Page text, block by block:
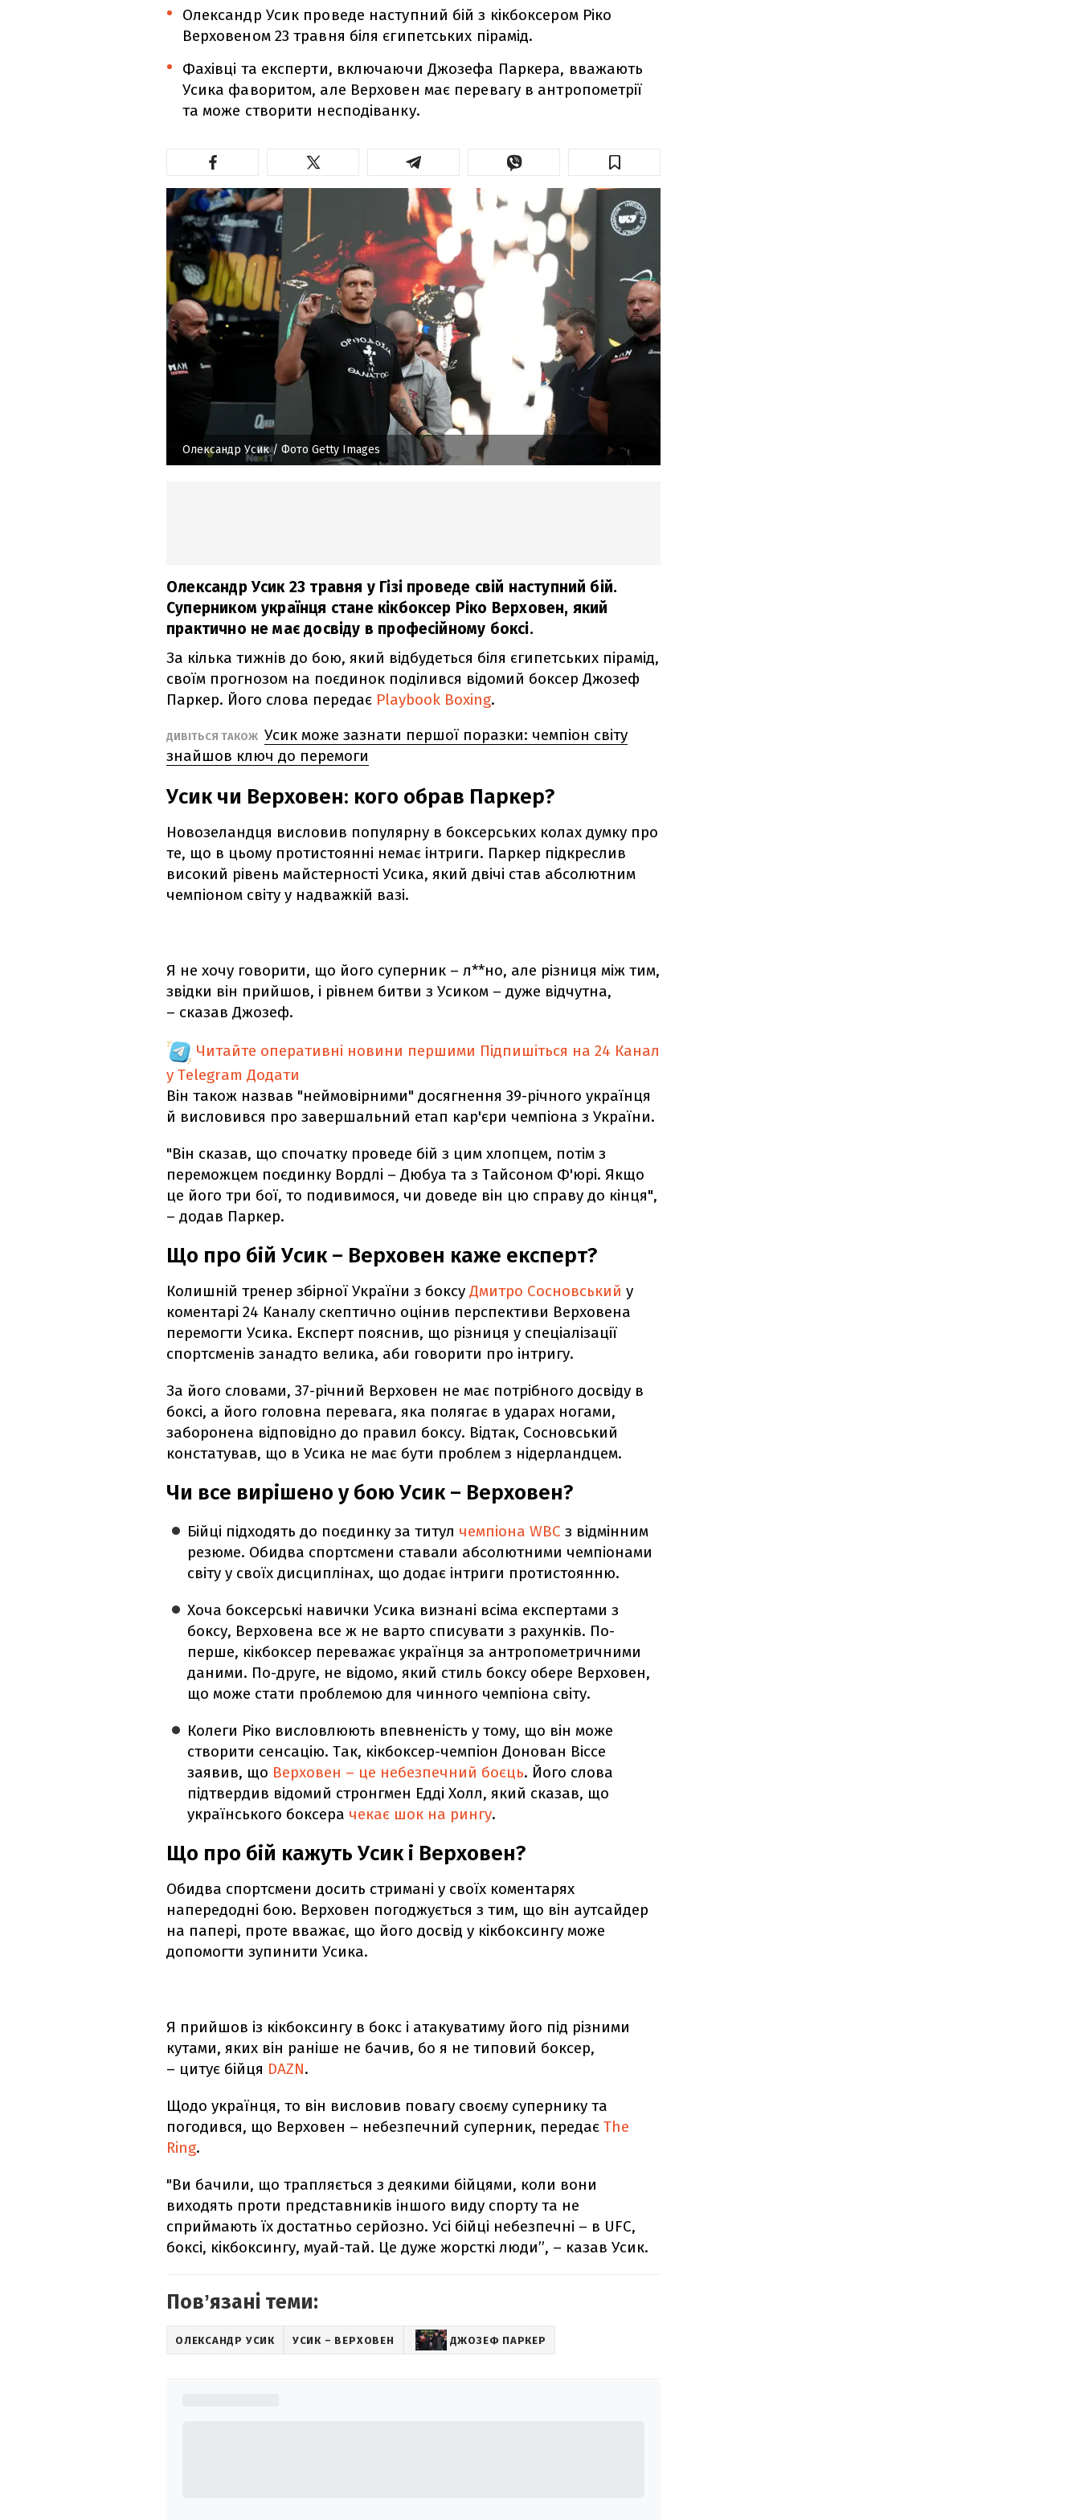
Олександр Усик проведе наступний бій з кікбоксером Ріко
Верховеном 23 травня біля єгипетських пірамід.
Фахівці та експерти, включаючи Джозефа Паркера, вважають
Усика фаворитом, але Верховен має перевагу в антропометрії
та може створити несподіванку.
Олександр Усик/ Фото Getty Images
Олександр Усик 23 травня у Гізі проведе свій наступний бій.
Суперником українця стане кікбоксер Ріко Верховен, який
практично не має досвіду в професійному боксі.
За кілька тижнів до бою, який відбудеться біля єгипетських пірамід,
своїм прогнозом на поєдинок поділився відомий боксер Джозеф
Паркер. Його слова передає Playbook Boxing.
ДИВІТЬСЯ ТАКОЖ Усик може зазнати першої поразки: чемпіон світу
знайшов ключ до перемоги
Усик чи Верховен: кого обрав Паркер?
Новозеландця висловив популярну в боксерських колах думку про
те, що в цьому протистоянні немає інтриги. Паркер підкреслив
високий рівень майстерності Усика, який двічі став абсолютним
чемпіоном світу у надважкій вазі.
Я не хочу говорити, що його суперник – л**но, але різниця між тим,
звідки він прийшов, і рівнем битви з Усиком – дуже відчутна,
– сказав Джозеф.
Читайте оперативні новини першими Підпишіться на 24 Канал
у Telegram Додати
Він також назвав "неймовірними" досягнення 39-річного українця
й висловився про завершальний етап кар'єри чемпіона з України.
"Він сказав, що спочатку проведе бій з цим хлопцем, потім з
переможцем поєдинку Вордлі – Дюбуа та з Тайсоном Ф'юрі. Якщо
це його три бої, то подивимося, чи доведе він цю справу до кінця",
– додав Паркер.
Що про бій Усик – Верховен каже експерт?
Колишній тренер збірної України з боксу Дмитро Сосновський у
коментарі 24 Каналу скептично оцінив перспективи Верховена
перемогти Усика. Експерт пояснив, що різниця у спеціалізації
спортсменів занадто велика, аби говорити про інтригу.
За його словами, 37-річний Верховен не має потрібного досвіду в
боксі, а його головна перевага, яка полягає в ударах ногами,
заборонена відповідно до правил боксу. Відтак, Сосновський
констатував, що в Усика не має бути проблем з нідерландцем.
Чи все вирішено у бою Усик – Верховен?
Бійці підходять до поєдинку за титул чемпіона WBC з відмінним
резюме. Обидва спортсмени ставали абсолютними чемпіонами
світу у своїх дисциплінах, що додає інтриги протистоянню.
Хоча боксерські навички Усика визнані всіма експертами з
боксу, Верховена все ж не варто списувати з рахунків. По-
перше, кікбоксер переважає українця за антропометричними
даними. По-друге, не відомо, який стиль боксу обере Верховен,
що може стати проблемою для чинного чемпіона світу.
Колеги Ріко висловлюють впевненість у тому, що він може
створити сенсацію. Так, кікбоксер-чемпіон Донован Віссе
заявив, що Верховен – це небезпечний боєць. Його слова
підтвердив відомий стронгмен Едді Холл, який сказав, що
українського боксера чекає шок на рингу.
Що про бій кажуть Усик і Верховен?
Обидва спортсмени досить стримані у своїх коментарях
напередодні бою. Верховен погоджується з тим, що він аутсайдер
на папері, проте вважає, що його досвід у кікбоксингу може
допомогти зупинити Усика.
Я прийшов із кікбоксингу в бокс і атакуватиму його під різними
кутами, яких він раніше не бачив, бо я не типовий боксер,
– цитує бійця DAZN.
Щодо українця, то він висловив повагу своєму супернику та
погодився, що Верховен – небезпечний суперник, передає The
Ring.
"Ви бачили, що трапляється з деякими бійцями, коли вони
виходять проти представників іншого виду спорту та не
сприймають їх достатньо серйозно. Усі бійці небезпечні – в UFC,
боксі, кікбоксингу, муай-тай. Це дуже жорсткі люди”, – казав Усик.
Повʼязані теми:
ОЛЕКСАНДР УСИК УСИК – ВЕРХОВЕН ДЖОЗЕФ ПАРКЕР